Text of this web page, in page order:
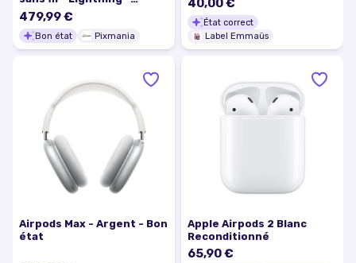
Argent - Bon état
479,99 €
Bon état Pixmania
40,00 €
État correct
Label Emmaüs
Airpods Max - Argent - Bon
état
Apple Airpods 2 Blanc
Reconditionné
65,90 €